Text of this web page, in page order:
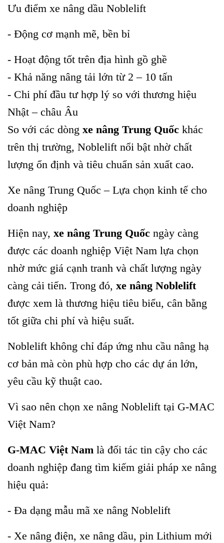
Ưu điểm xe nâng dầu Noblelift
- Động cơ mạnh mẽ, bền bỉ
- Hoạt động tốt trên địa hình gồ ghề
- Khả năng nâng tải lớn từ 2 – 10 tấn
- Chi phí đầu tư hợp lý so với thương hiệu
Nhật – châu Âu
So với các dòng xe nâng Trung Quốc khác
trên thị trường, Noblelift nổi bật nhờ chất
lượng ổn định và tiêu chuẩn sản xuất cao.
Xe nâng Trung Quốc – Lựa chọn kinh tế cho
doanh nghiệp
Hiện nay, xe nâng Trung Quốc ngày càng
được các doanh nghiệp Việt Nam lựa chọn
nhờ mức giá cạnh tranh và chất lượng ngày
càng cải tiến. Trong đó, xe nâng Noblelift
được xem là thương hiệu tiêu biểu, cân bằng
tốt giữa chi phí và hiệu suất.
Noblelift không chỉ đáp ứng nhu cầu nâng hạ
cơ bản mà còn phù hợp cho các dự án lớn,
yêu cầu kỹ thuật cao.
Vì sao nên chọn xe nâng Noblelift tại G-MAC
Việt Nam?
G-MAC Việt Nam là đối tác tin cậy cho các
doanh nghiệp đang tìm kiếm giải pháp xe nâng
hiệu quả:
- Đa dạng mẫu mã xe nâng Noblelift
- Xe nâng điện, xe nâng dầu, pin Lithium mới